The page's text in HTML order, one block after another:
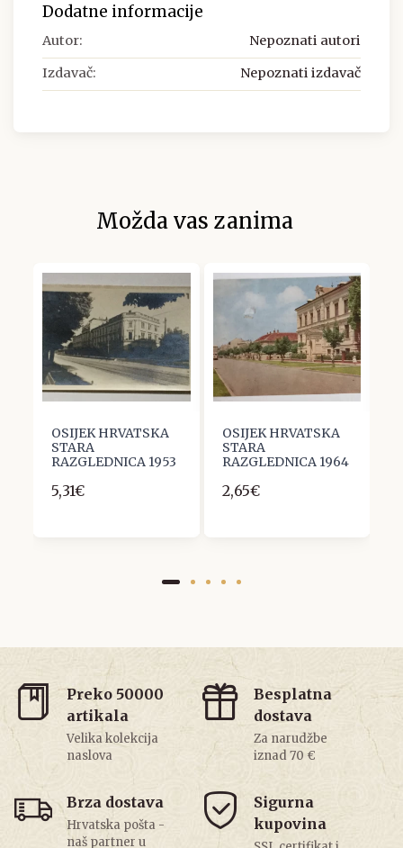
Dodatne informacije
Autor: Nepoznati autori
Izdavač: Nepoznati izdavač
Možda vas zanima
OSIJEK HRVATSKA
STARA
RAZGLEDNICA 1953
5,31€
OSIJEK HRVATSKA
STARA
RAZGLEDNICA 1964
2,65€
Preko 50000
artikala
Velika kolekcija
naslova
Besplatna
dostava
Za narudžbe
iznad 70 €
Brza dostava
Hrvatska pošta -
naš partner u
Sigurna
kupovina